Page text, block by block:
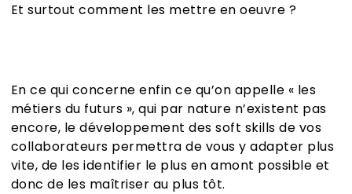
Et surtout comment les mettre en oeuvre ?
En ce qui concerne enfin ce qu’on appelle « les
métiers du futurs », qui par nature n’existent pas
encore, le développement des soft skills de vos
collaborateurs permettra de vous y adapter plus
vite, de les identifier le plus en amont possible et
donc de les maîtriser au plus tôt.